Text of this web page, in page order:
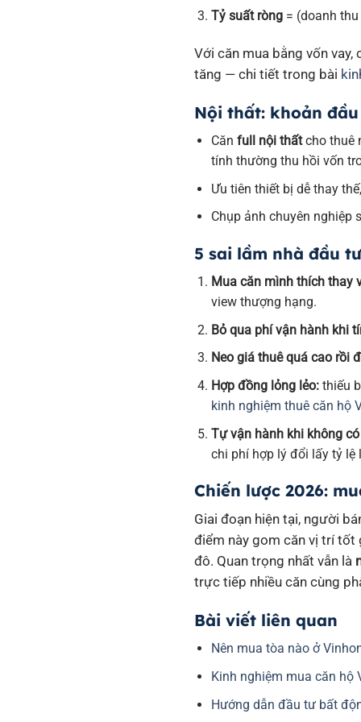
Tỷ suất ròng= (doanh thu
Với căn mua bằng vốn
tăng — chi tiết trong bài
Nội thất: khoản
Căn full nội thấtcho thuê
tính thường thu hồi vốn
Ưu tiên thiết bị dễ thay
Chụp ảnh chuyên
5 sai lầm nhà đầu
Mua căn mình thích thay
view thượng hạng.
Bỏ qua phí vận hành khi
Neo giá thuê quá cao rồi
Hợp đồng lỏng lẻo:thiếu
kinh nghiệm thuê căn hộ
Tự vận hành khi không
chi phí hợp lý đổi lấy tỷ lệ
Chiến lược 2026:
Giai đoạn hiện tại, người
điểm này gom căn vị trí tốt
đô. Quan trọng nhất vẫn là
trực tiếp nhiều căn cùng
Bài viết liên quan
Nên mua tòa nào ở
Kinh nghiệm mua căn hộ
Hướng dẫn đầu tư bất